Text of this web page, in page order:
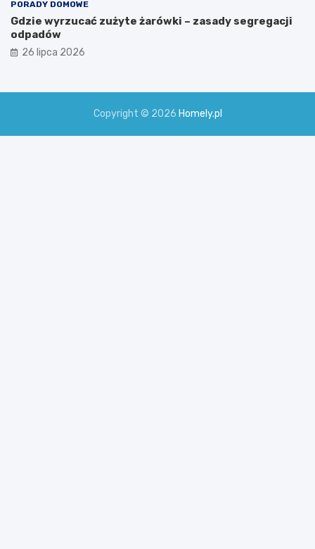
PORADY DOMOWE
Gdzie wyrzucać zużyte żarówki – zasady segregacji
odpadów
26 lipca 2026
Copyright © 2026 Homely.pl